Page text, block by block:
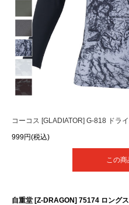
コーコス [GLADIATOR] G-818 ドラ
999円(税込)
この商
自重堂 [Z-DRAGON] 75174 ロング